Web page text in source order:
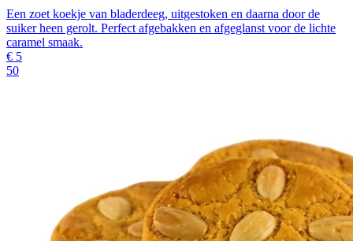
Een zoet koekje van bladerdeeg, uitgestoken en daarna door de
suiker heen gerolt. Perfect afgebakken en afgeglanst voor de lichte
caramel smaak.
€ 5
50